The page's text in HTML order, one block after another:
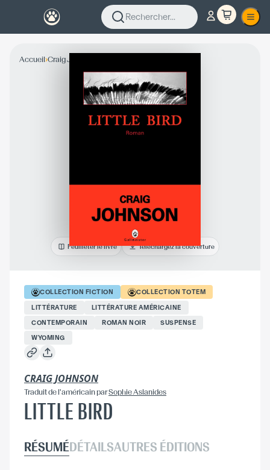
Rechercher...
Accueil›Craig Johnson
Feuilleter le livre Téléchargez la couverture
COLLECTION FICTION COLLECTION TOTEM
LITTÉRATURE
LITTÉRATURE AMÉRICAINE
CONTEMPORAIN
ROMAN NOIR
SUSPENSE
WYOMING
CRAIG JOHNSON
Traduitde l'américainparSophie Aslanides
LITTLE BIRD
RÉSUMÉDÉTAILSAUTRES ÉDITIONS